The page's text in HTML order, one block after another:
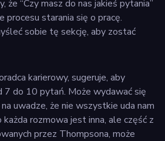
że “Czy masz do nas jakieś pytania”
procesu starania się o pracę.
sobie tę sekcję, aby zostać
karierowy, sugeruje, aby
7 do 10 pytań. Może wydawać się
uwadze, że nie wszystkie uda nam
rozmowa jest inna, ale część z
przez Thompsona, może